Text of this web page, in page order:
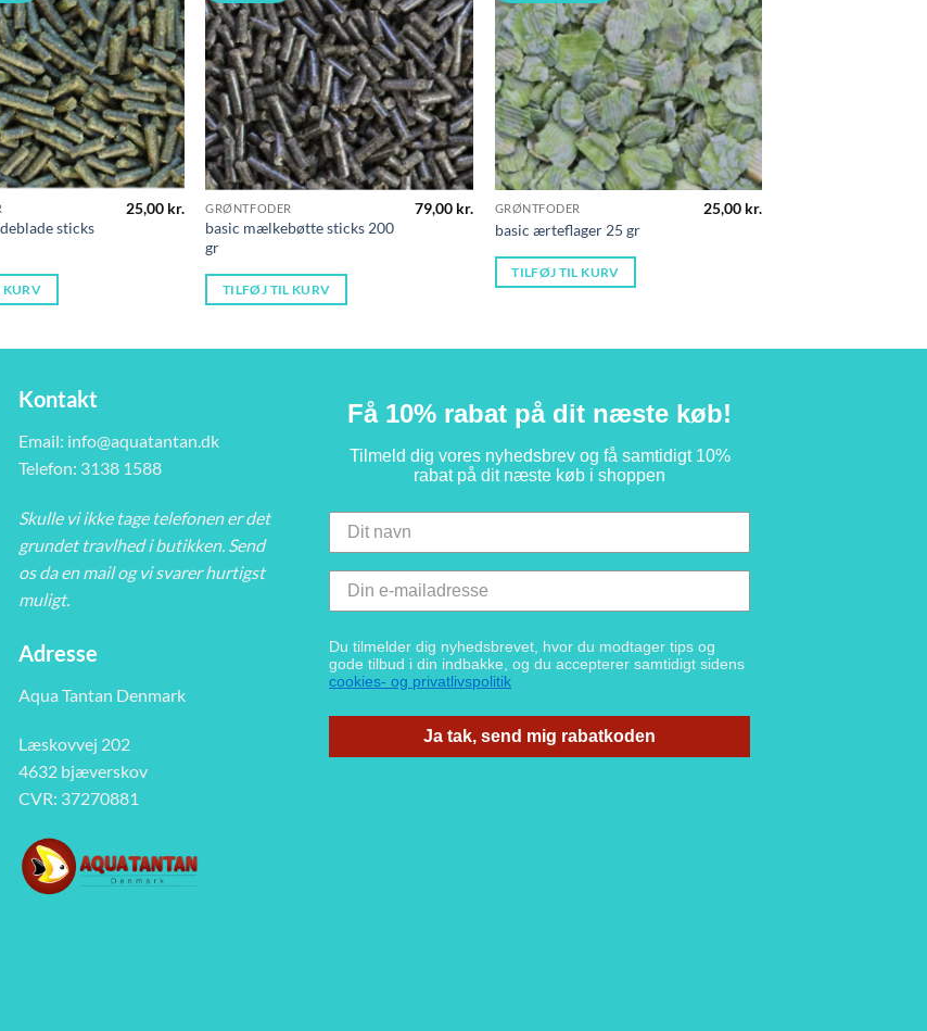
sticks
25,00 kr.
KURV
GRØNTFODER
basic mælkebøtte sticks 200
gr
79,00 kr.
TILFØJ TIL KURV
GRØNTFODER
basic ærteflager 25 gr
25,00 kr.
TILFØJ TIL KURV
Kontakt
Email: info@aquatantan.dk
Telefon: 3138 1588
Skulle vi ikke tage telefonen er det
grundet travlhed i butikken. Send
os da en mail og vi svarer hurtigst
muligt.
Adresse
Aqua Tantan Denmark
Læskovvej 202
4632 bjæverskov
CVR: 37270881
Få 10% rabat på dit næste køb!
Tilmeld dig vores nyhedsbrev og få samtidigt 10%
rabat på dit næste køb i shoppen
Du tilmelder dig nyhedsbrevet, hvor du modtager tips og
gode tilbud i din indbakke, og du accepterer samtidigt sidens
cookies- og privatlivspolitik
Ja tak, send mig rabatkoden